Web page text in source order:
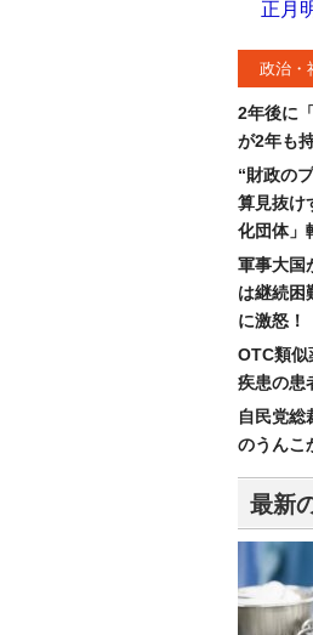
正月
政治・
2年後に
が2年も
“財政の
算見抜け
化団体」
軍事大国
は継続困
に激怒！
OTC類
疾患の患
自民党総
のうんこ
最新